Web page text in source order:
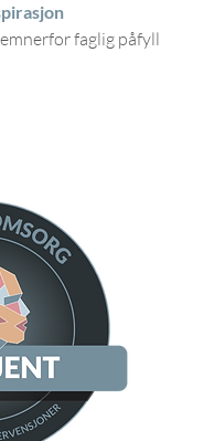
faglig påfyll